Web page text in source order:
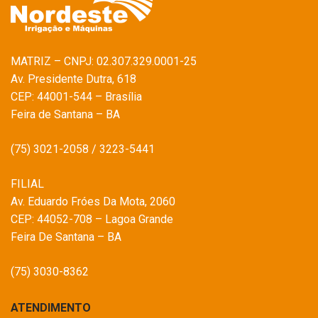
MATRIZ – CNPJ: 02.307.329.0001-25
Av. Presidente Dutra, 618
CEP: 44001-544 – Brasília
Feira de Santana – BA
(75) 3021-2058 / 3223-5441
FILIAL
Av. Eduardo Fróes Da Mota, 2060
CEP: 44052-708 – Lagoa Grande
Feira De Santana – BA
(75) 3030-8362
ATENDIMENTO